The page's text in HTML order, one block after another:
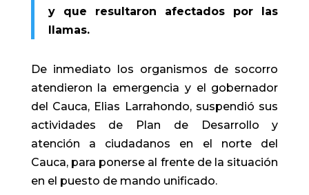
y que resultaron afectados por las
llamas.
De inmediato los organismos de socorro
atendieron la emergencia y el gobernador
del Cauca, Elias Larrahondo, suspendió sus
actividades de Plan de Desarrollo y
atención a ciudadanos en el norte del
Cauca, para ponerse al frente de la situación
en el puesto de mando unificado.